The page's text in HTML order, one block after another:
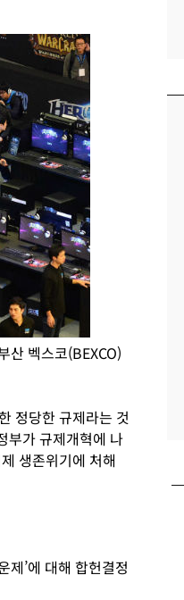
벡스코(BEXCO)
정당한 규제라는 것
부가 규제개혁에 나
생존위기에 처해
제’에 대해 합헌결정